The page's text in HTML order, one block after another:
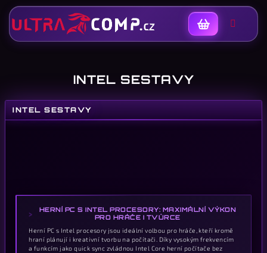
Nákupní
INTEL SESTAVY
INTEL SESTAVY
HERNÍ PC S INTEL PROCESORY: MAXIMÁLNÍ VÝKON
PRO HRÁČE I TVŮRCE
Herní PC s Intel procesory jsou ideální volbou pro hráče, kteří kromě
hraní plánují i kreativní tvorbu na počítači. Díky vysokým frekvencím
a funkcím jako quick sync zvládnou Intel Core herní počítače bez